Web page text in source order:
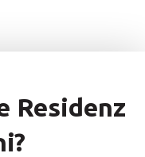
Residenz